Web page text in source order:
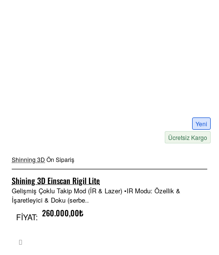
Yeni
Ücretsiz Kargo
Shinning 3D Ön Sipariş
Shining 3D Einscan Rigil Lite
Gelişmiş Çoklu Takip Mod (İR & Lazer) •IR Modu: Özellik &
İşaretleyici & Doku (serbe..
FİYAT: 260.000,00₺